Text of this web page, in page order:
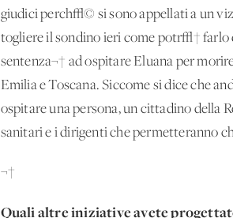
giudici perch√© si sono appellati a un
togliere il sondino ieri come potr√†
sentenza¬† ad ospitare Eluana per
Emilia e Toscana. Siccome si dice che
ospitare una persona, un cittadino della
sanitari e i dirigenti che permetteranno
¬†
Quali altre iniziative avete